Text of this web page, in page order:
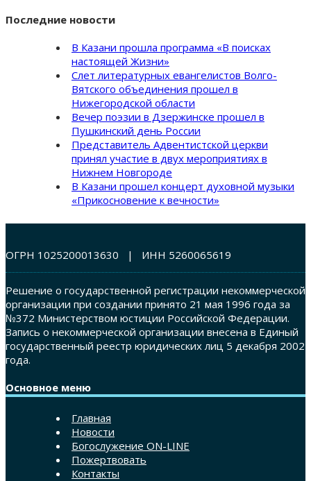
Последние новости
В Казани прошла программа «В поисках
настоящей Жизни»
Слет литературных евангелистов Волго-
Вятского объединения прошел в
Нижегородской области
Вечер поэзии в Дзержинске прошел в
Пушкинский день России
Представитель Адвентистской церкви
принял участие в двух мероприятиях в
Нижнем Новгороде
В Казани прошел концерт духовной музыки
«Прикосновение к вечности»
ОГРН 1025200013630 | ИНН 5260065619
Решение о государственной регистрации некоммерческой
организации при создании принято 21 мая 1996 года за
№372 Министерством юстиции Российской Федерации.
Запись о некоммерческой организации внесена в Единый
государственный реестр юридических лиц 5 декабря 2002
года.
Основное меню
Главная
Новости
Богослужение ON-LINE
Пожертвовать
Контакты